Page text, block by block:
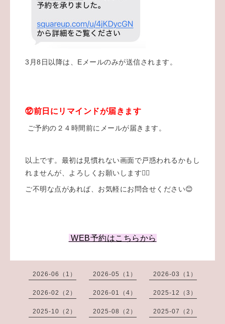
3月8日以降は、Eメールのみが送信されます。
⑫前日にリマインドが届きます
ご予約の２４時間前にメールが届きます。
以上です。最初は見慣れない画面で戸惑われるかもし
れませんが、よろしくお願いします🙇‍♂️
ご不明な点があれば、お気軽にお問合せください😊
WEB予約はこちらから
2026-06（1） 2026-05（1） 2026-03（1）
2026-02（2） 2026-01（4） 2025-12（3）
2025-10（2） 2025-08（2） 2025-07（2）